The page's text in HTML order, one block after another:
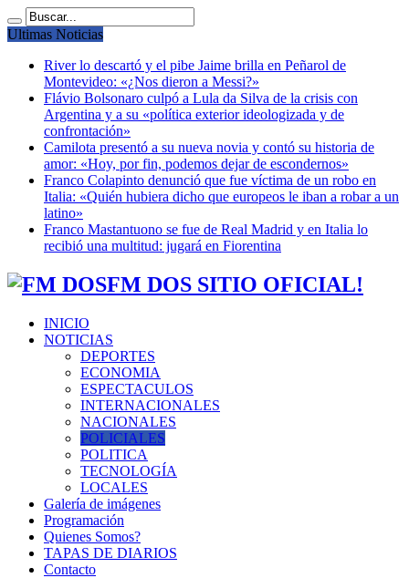
Ultimas Noticias
River lo descartó y el pibe Jaime brilla en Peñarol de
Montevideo: «¿Nos dieron a Messi?»
Flávio Bolsonaro culpó a Lula da Silva de la crisis con
Argentina y a su «política exterior ideologizada y de
confrontación»
Camilota presentó a su nueva novia y contó su historia de
amor: «Hoy, por fin, podemos dejar de escondernos»
Franco Colapinto denunció que fue víctima de un robo en
Italia: «Quién hubiera dicho que europeos le iban a robar a un
latino»
Franco Mastantuono se fue de Real Madrid y en Italia lo
recibió una multitud: jugará en Fiorentina
FM DOS SITIO OFICIAL!
INICIO
NOTICIAS
DEPORTES
ECONOMIA
ESPECTACULOS
INTERNACIONALES
NACIONALES
POLICIALES
POLITICA
TECNOLOGÍA
LOCALES
Galería de imágenes
Programación
Quienes Somos?
TAPAS DE DIARIOS
Contacto